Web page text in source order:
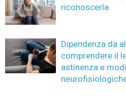
riconoscerla
Dipendenza da
comprendere il
astinenza e